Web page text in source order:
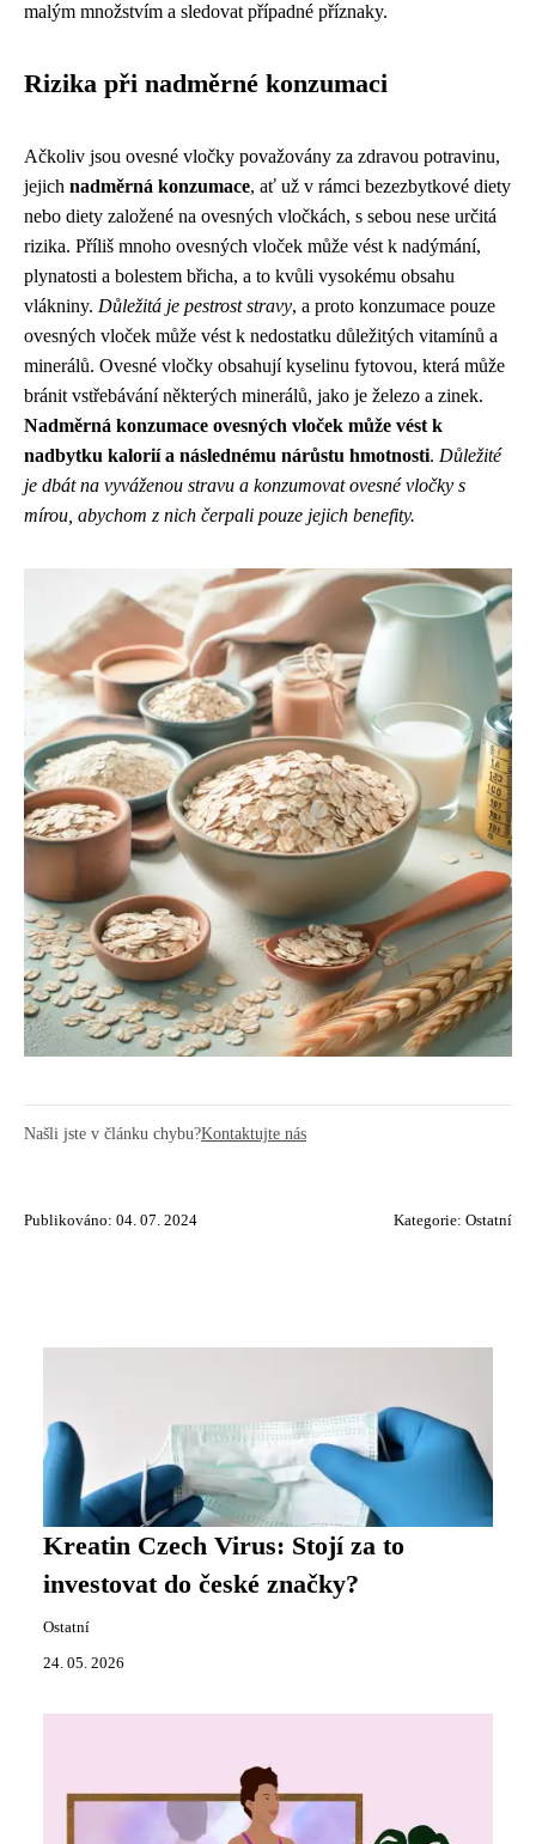
malým množstvím a sledovat případné příznaky.
Rizika při nadměrné konzumaci
Ačkoliv jsou ovesné vločky považovány za zdravou potravinu,
jejich nadměrná konzumace, ať už v rámci bezezbytkové diety
nebo diety založené na ovesných vločkách, s sebou nese určitá
rizika. Příliš mnoho ovesných vloček může vést k nadýmání,
plynatosti a bolestem břicha, a to kvůli vysokému obsahu
vlákniny. Důležitá je pestrost stravy, a proto konzumace pouze
ovesných vloček může vést k nedostatku důležitých vitamínů a
minerálů. Ovesné vločky obsahují kyselinu fytovou, která může
bránit vstřebávání některých minerálů, jako je železo a zinek.
Nadměrná konzumace ovesných vloček může vést k
nadbytku kalorií a následnému nárůstu hmotnosti. Důležité
je dbát na vyváženou stravu a konzumovat ovesné vločky s
mírou, abychom z nich čerpali pouze jejich benefity.
Našli jste v článku chybu?Kontaktujte nás
Publikováno: 04. 07. 2024 Kategorie: Ostatní
Kreatin Czech Virus: Stojí za to
investovat do české značky?
Ostatní
24. 05. 2026